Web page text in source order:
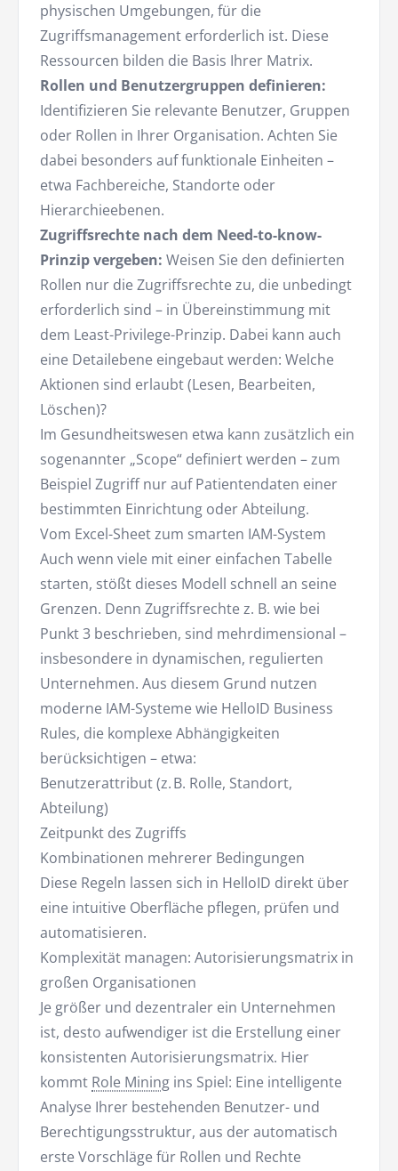
physischen Umgebungen, für die
Zugriffsmanagement erforderlich ist. Diese
Ressourcen bilden die Basis Ihrer Matrix.
Rollen und Benutzergruppen definieren:
Identifizieren Sie relevante Benutzer, Gruppen
oder Rollen in Ihrer Organisation. Achten Sie
dabei besonders auf funktionale Einheiten –
etwa Fachbereiche, Standorte oder
Hierarchieebenen.
Zugriffsrechte nach dem Need-to-know-
Prinzip vergeben: Weisen Sie den definierten
Rollen nur die Zugriffsrechte zu, die unbedingt
erforderlich sind – in Übereinstimmung mit
dem Least-Privilege-Prinzip. Dabei kann auch
eine Detailebene eingebaut werden: Welche
Aktionen sind erlaubt (Lesen, Bearbeiten,
Löschen)?
Im Gesundheitswesen etwa kann zusätzlich ein
sogenannter „Scope“ definiert werden – zum
Beispiel Zugriff nur auf Patientendaten einer
bestimmten Einrichtung oder Abteilung.
Vom Excel-Sheet zum smarten IAM-System
Auch wenn viele mit einer einfachen Tabelle
starten, stößt dieses Modell schnell an seine
Grenzen. Denn Zugriffsrechte z. B. wie bei
Punkt 3 beschrieben, sind mehrdimensional –
insbesondere in dynamischen, regulierten
Unternehmen. Aus diesem Grund nutzen
moderne IAM-Systeme wie HelloID Business
Rules, die komplexe Abhängigkeiten
berücksichtigen – etwa:
Benutzerattribut (z. B. Rolle, Standort,
Abteilung)
Zeitpunkt des Zugriffs
Kombinationen mehrerer Bedingungen
Diese Regeln lassen sich in HelloID direkt über
eine intuitive Oberfläche pflegen, prüfen und
automatisieren.
Komplexität managen: Autorisierungsmatrix in
großen Organisationen
Je größer und dezentraler ein Unternehmen
ist, desto aufwendiger ist die Erstellung einer
konsistenten Autorisierungsmatrix. Hier
kommt Role Mining ins Spiel: Eine intelligente
Analyse Ihrer bestehenden Benutzer- und
Berechtigungsstruktur, aus der automatisch
erste Vorschläge für Rollen und Rechte